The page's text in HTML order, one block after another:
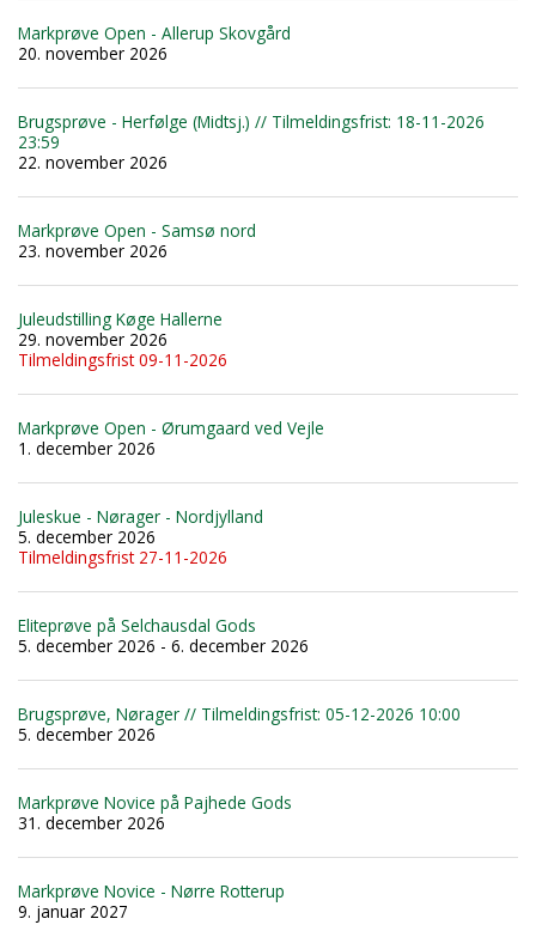
Markprøve Open - Allerup Skovgård
20. november 2026
Brugsprøve - Herfølge (Midtsj.) // Tilmeldingsfrist: 18-11-2026
23:59
22. november 2026
Markprøve Open - Samsø nord
23. november 2026
Juleudstilling Køge Hallerne
29. november 2026
Tilmeldingsfrist 09-11-2026
Markprøve Open - Ørumgaard ved Vejle
1. december 2026
Juleskue - Nørager - Nordjylland
5. december 2026
Tilmeldingsfrist 27-11-2026
Eliteprøve på Selchausdal Gods
5. december 2026 - 6. december 2026
Brugsprøve, Nørager // Tilmeldingsfrist: 05-12-2026 10:00
5. december 2026
Markprøve Novice på Pajhede Gods
31. december 2026
Markprøve Novice - Nørre Rotterup
9. januar 2027